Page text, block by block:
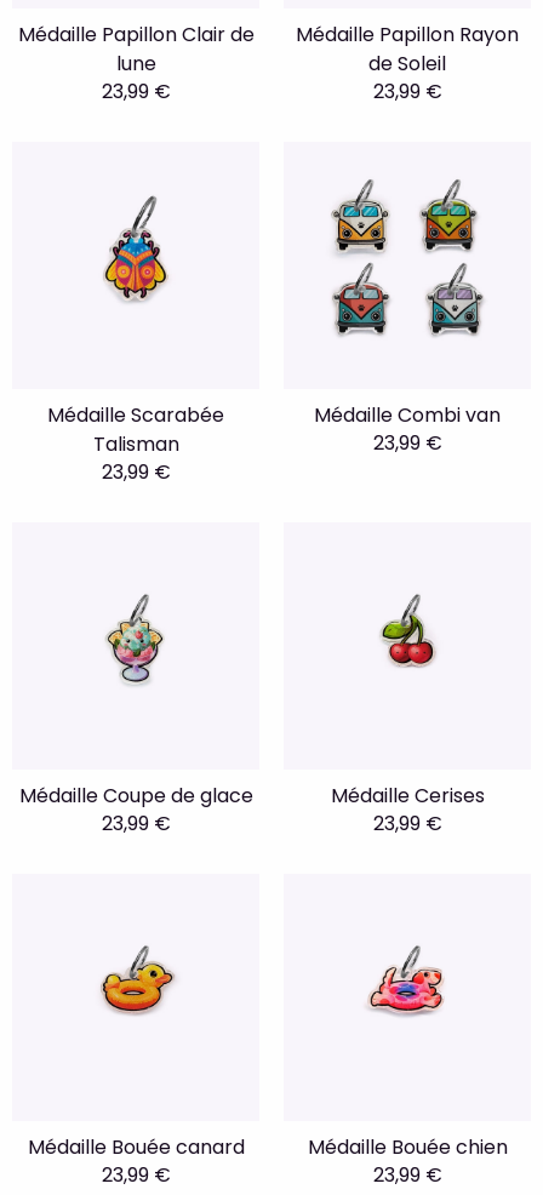
Médaille Papillon Clair de
lune
23,99 €
Médaille Papillon Rayon
de Soleil
23,99 €
Médaille Scarabée
Talisman
23,99 €
Médaille Combi van
23,99 €
Médaille Coupe de glace
23,99 €
Médaille Cerises
23,99 €
Médaille Bouée canard
23,99 €
Médaille Bouée chien
23,99 €